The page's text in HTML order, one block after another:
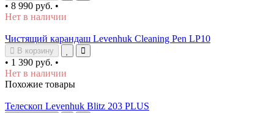
• 8 990 руб. •
Нет в наличии
Чистящий карандаш Levenhuk Cleaning Pen LP10
В корзину
• 1 390 руб. •
Нет в наличии
Похожие товары
Телескоп Levenhuk Blitz 203 PLUS